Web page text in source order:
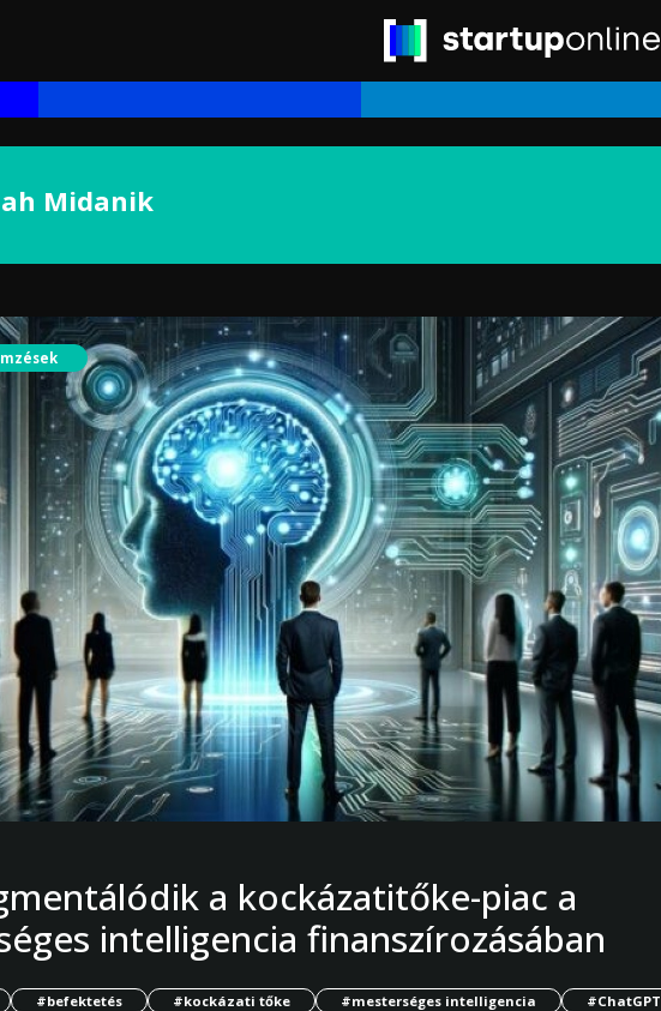
Midanik
a kockázatitőke-piac a
intelligencia finanszírozásában
#befektetés #kockázati tőke #mesterséges intelligencia
#ChatGPT